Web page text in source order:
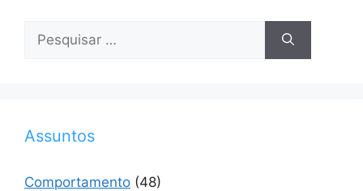
por:
Assuntos
Comportamento (48)